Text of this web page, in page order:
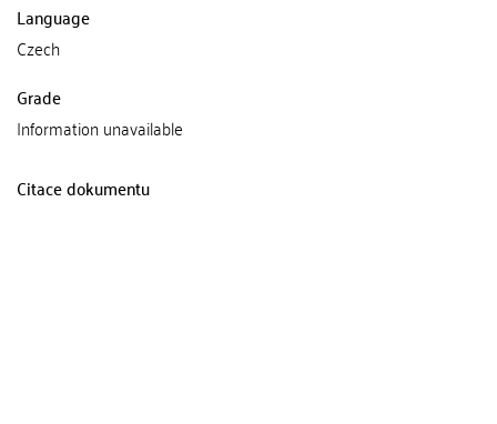
Language
Czech
Grade
Information unavailable
Citace dokumentu